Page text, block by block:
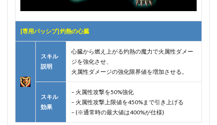
[専用パッシブ] 灼熱の心臓
スキル
説明
心臓から燃え上がる灼熱の魔力で火属性ダメー
ジを強化させ、
火属性ダメージの強化限界値を増加させる。
スキル
効果
– 火属性攻撃を50%強化
– 火属性攻撃上限値を450%まで引き上げる
– (※通常時の最大値は400%が仕様)